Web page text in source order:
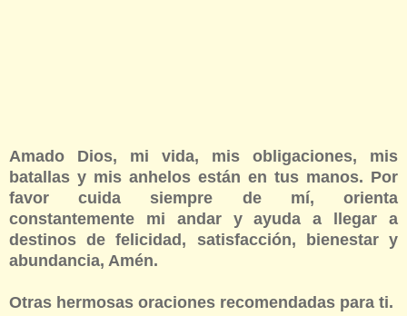
Amado Dios, mi vida, mis obligaciones, mis
batallas y mis anhelos están en tus manos. Por
favor cuida siempre de mí, orienta
constantemente mi andar y ayuda a llegar a
destinos de felicidad, satisfacción, bienestar y
abundancia, Amén.
Otras hermosas oraciones recomendadas para ti.